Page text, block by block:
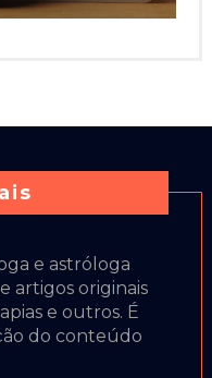
e astróloga
artigos originais
e outros. É
do conteúdo